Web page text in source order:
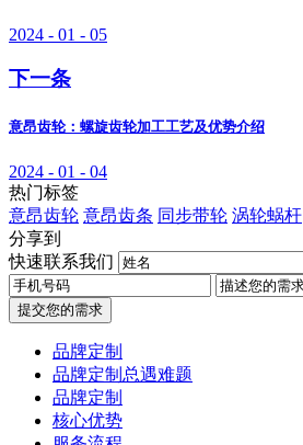
2024 - 01 - 05
下一条
意昂齿轮：螺旋齿轮加工工艺及优势介绍
2024 - 01 - 04
热门标签
意昂齿轮 意昂齿条 同步带轮 涡轮蜗杆
分享到
快速联系我们
提交您的需求
品牌定制
品牌定制总遇难题
品牌定制
核心优势